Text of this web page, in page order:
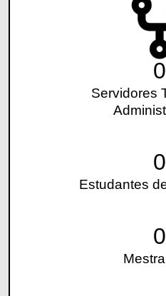
0
Servidores
0
Estudantes
0